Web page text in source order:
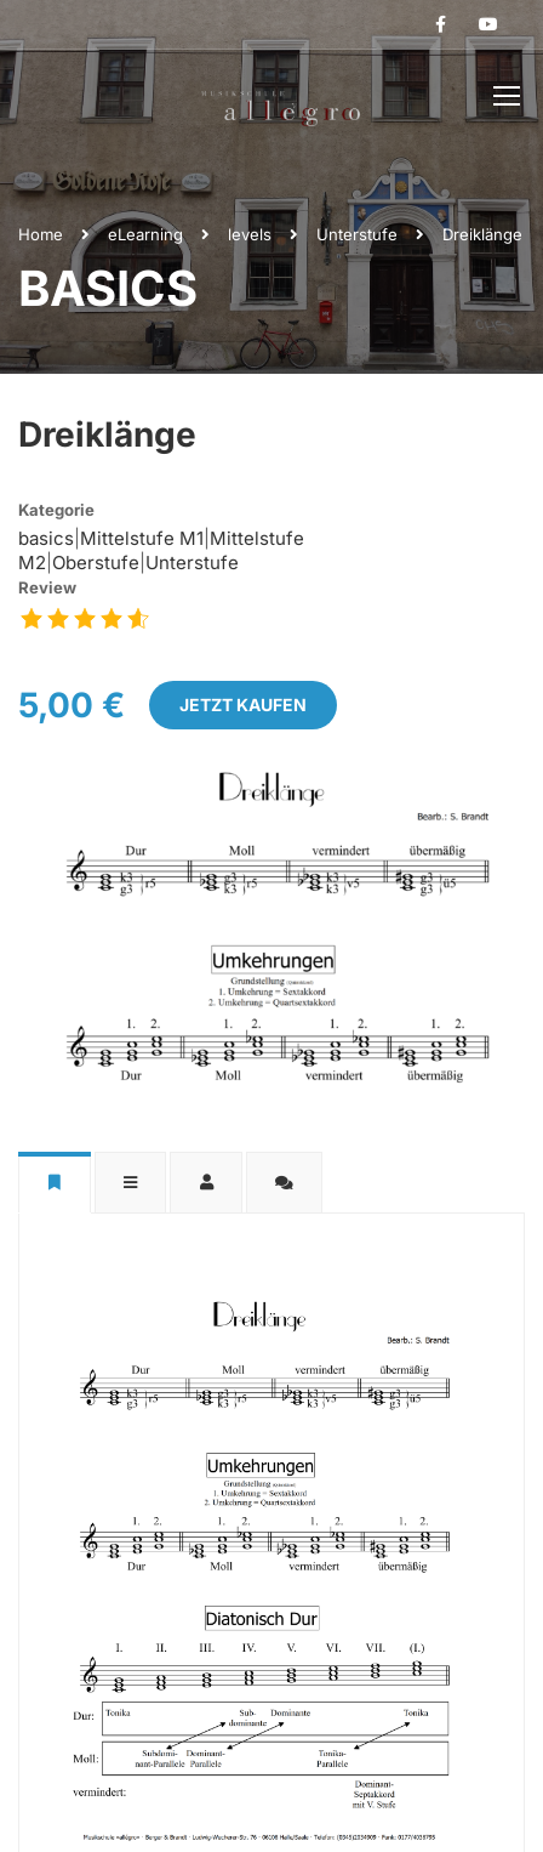
Home eLearning levels Unterstufe Dreiklänge
BASICS
Dreiklänge
Kategorie
basics Mittelstufe M1 Mittelstufe
M2 Oberstufe Unterstufe
Review
5,00 € JETZT KAUFEN